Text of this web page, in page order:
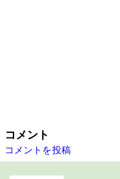
コメント
コメントを投稿